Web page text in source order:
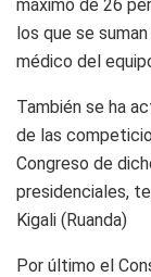
máximo de 26
los que se
médico del
También se ha
de las
Congreso de
presidenciales,
Kigali (Ruanda)
Por último el